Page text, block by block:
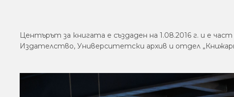
Центърът за книгата е създаден на 1.08.2016 г. и е
Издателство, Университетски архив и отдел